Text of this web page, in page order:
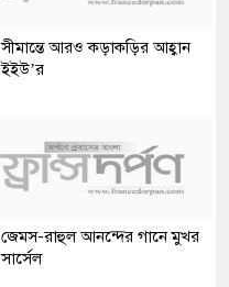
সীমান্তে আরও কড়াকড়ির আহ্বান
ইইউ’র
জেমস-রাহুল আনন্দের গানে মুখর
সার্সেল